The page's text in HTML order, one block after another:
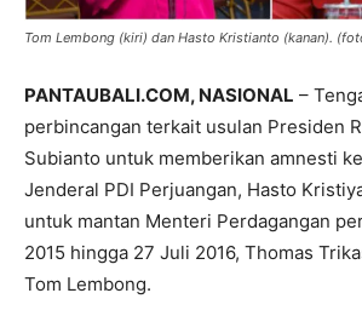
Tom Lembong (kiri) dan Hasto Kristianto (kanan).
PANTAUBALI.COM, NASIONAL –
perbincangan terkait usulan Presiden
Subianto untuk memberikan amnesti
Jenderal PDI Perjuangan, Hasto
untuk mantan Menteri Perdagangan
2015 hingga 27 Juli 2016, Thomas
Tom Lembong.